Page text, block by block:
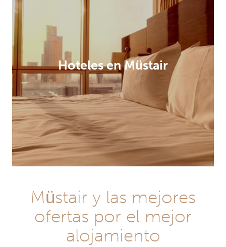
Hoteles en Müstair
Müstair y las mejores
ofertas por el mejor
alojamiento